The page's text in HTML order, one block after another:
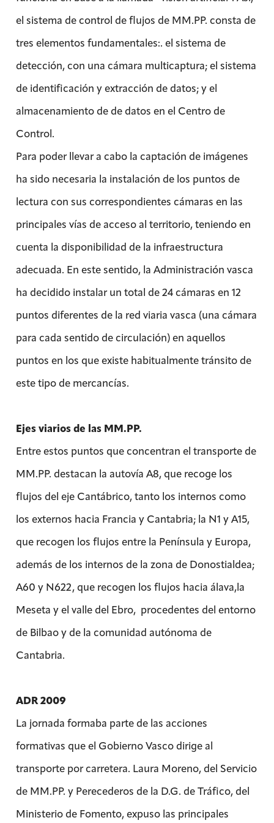
el sistema de control de flujos de MM.PP. consta de
tres elementos fundamentales:. el sistema de
detección, con una cámara multicaptura; el sistema
de identificación y extracción de datos; y el
almacenamiento de de datos en el Centro de
Control.
Para poder llevar a cabo la captación de imágenes
ha sido necesaria la instalación de los puntos de
lectura con sus correspondientes cámaras en las
principales vías de acceso al territorio, teniendo en
cuenta la disponibilidad de la infraestructura
adecuada. En este sentido, la Administración vasca
ha decidido instalar un total de 24 cámaras en 12
puntos diferentes de la red viaria vasca (una cámara
para cada sentido de circulación) en aquellos
puntos en los que existe habitualmente tránsito de
este tipo de mercancías.
Ejes viarios de las MM.PP.
Entre estos puntos que concentran el transporte de
MM.PP. destacan la autovía A8, que recoge los
flujos del eje Cantábrico, tanto los internos como
los externos hacia Francia y Cantabria; la N1 y A15,
que recogen los flujos entre la Península y Europa,
además de los internos de la zona de Donostialdea;
A60 y N622, que recogen los flujos hacia álava,la
Meseta y el valle del Ebro, procedentes del entorno
de Bilbao y de la comunidad autónoma de
Cantabria.
ADR 2009
La jornada formaba parte de las acciones
formativas que el Gobierno Vasco dirige al
transporte por carretera. Laura Moreno, del Servicio
de MM.PP. y Perecederos de la D.G. de Tráfico, del
Ministerio de Fomento, expuso las principales